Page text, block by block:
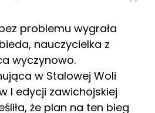
problemu wygrała
nauczycielka z
wyczynowo.
w Stalowej Woli
I edycji zawichojskiej
że plan na ten bieg